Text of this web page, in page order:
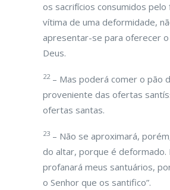
os sacrifícios consumidos pelo
vítima de uma deformidade,
apresentar-se para oferecer
Deus.
22– Mas poderá comer o pão
proveniente das ofertas
ofertas santas.
23 – Não se aproximará,
do altar, porque é deformado.
profanará meus santuários,
o Senhor que os santifico”.